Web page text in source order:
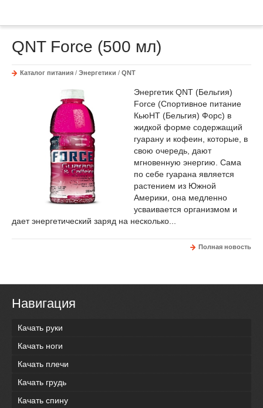
QNT Force (500 мл)
Каталог питания / Энергетики / QNT
Энергетик QNT (Бельгия)
Force (Спортивное питание
КьюНТ (Бельгия) Форс) в
жидкой форме содержащий
гуарану и кофеин, которые, в
свою очередь, дают
мгновенную энергию. Сама
по себе гуарана является
растением из Южной
Америки, она медленно
усваивается организмом и
дает энергетический заряд на несколько...
Полная новость
Навигация
Качать руки
Качать ноги
Качать плечи
Качать грудь
Качать спину